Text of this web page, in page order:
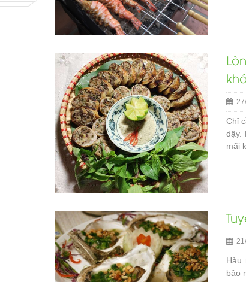
27/
Chỉ
dậy.
mãi
21/
Hàu
bảo